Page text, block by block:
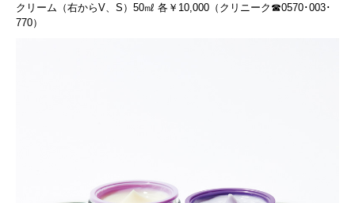
クリーム（右からV、S）50㎖ 各￥10,000（クリニーク☎0570･003･
770）